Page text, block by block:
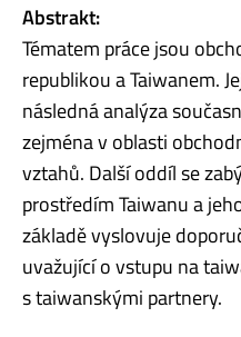
Abstrakt:
Tématem práce jsou
republikou a Taiwanem.
následná analýza
zejména v oblasti
vztahů. Další oddíl se
prostředím Taiwanu a
základě vyslovuje
uvažující o vstupu na
s taiwanskými partnery.